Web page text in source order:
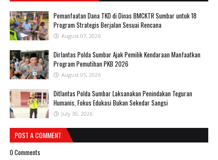
Pemanfaatan Dana TKD di Dinas BMCKTR Sumbar untuk 18
Program Strategis Berjalan Sesuai Rencana
August 07, 2026
Dirlantas Polda Sumbar Ajak Pemilik Kendaraan Manfaatkan
Program Pemutihan PKB 2026
August 05, 2026
Ditlantas Polda Sumbar Laksanakan Penindakan Teguran
Humanis, Fokus Edukasi Bukan Sekedar Sangsi
July 30, 2026
POST A COMMENT
0 Comments